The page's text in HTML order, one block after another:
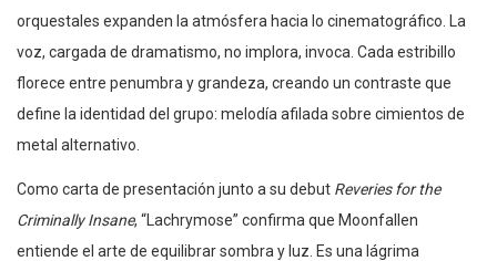
orquestales expanden la atmósfera hacia lo cinematográfico. La
voz, cargada de dramatismo, no implora, invoca. Cada estribillo
florece entre penumbra y grandeza, creando un contraste que
define la identidad del grupo: melodía afilada sobre cimientos de
metal alternativo.
Como carta de presentación junto a su debut Reveries for the
Criminally Insane, “Lachrymose” confirma que Moonfallen
entiende el arte de equilibrar sombra y luz. Es una lágrima